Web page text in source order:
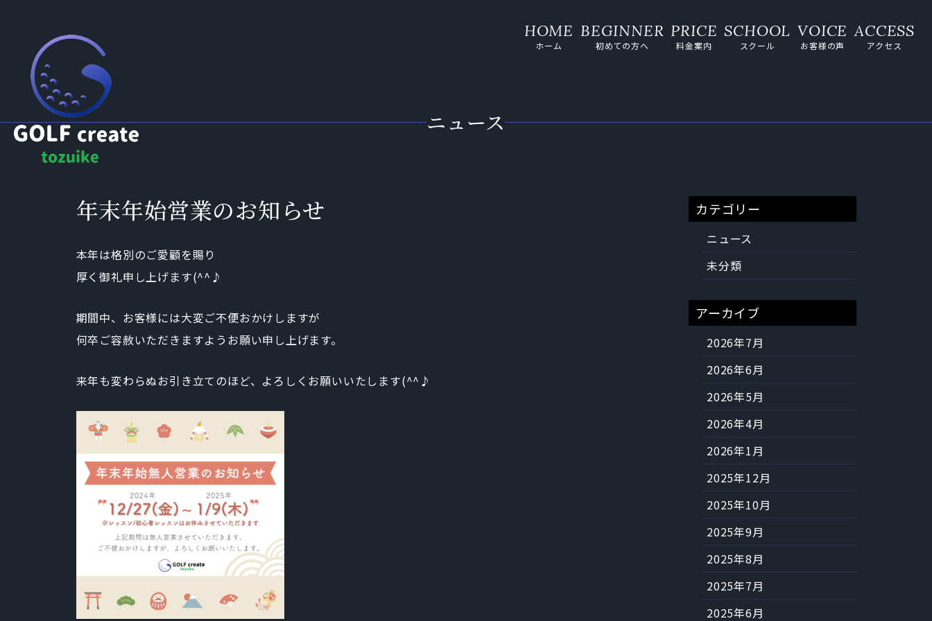
ホーム 初めての方へ 料金案内 スクール お客様の声 アクセス
ニュース
年末年始営業のお知らせ
本年は格別のご愛顧を賜り
厚く御礼申し上げます(^^♪
期間中、お客様には大変ご不便おかけしますが
何卒ご容赦いただきますようお願い申し上げます。
来年も変わらぬお引き立てのほど、よろしくお願いいたします(^^♪
カテゴリー
ニュース
未分類
アーカイブ
2026年7月
2026年6月
2026年5月
2026年4月
2026年1月
2025年12月
2025年10月
2025年9月
2025年8月
2025年7月
2025年6月